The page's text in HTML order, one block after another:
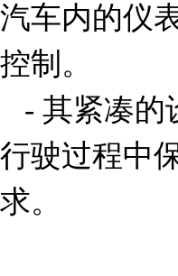
汽车内的仪
控制。
行驶过程中
求。